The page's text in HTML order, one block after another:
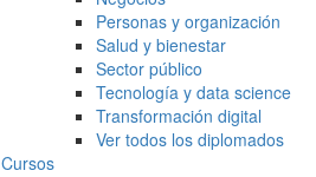
Personas y organización
Salud y bienestar
Sector público
Tecnología y data science
Transformación digital
Ver todos los diplomados
Cursos